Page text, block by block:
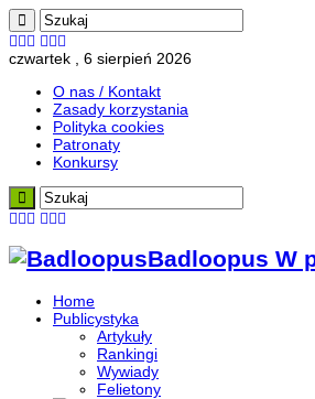
czwartek , 6 sierpień 2026
O nas / Kontakt
Zasady korzystania
Polityka cookies
Patronaty
Konkursy
Badloopus W
Home
Publicystyka
Artykuły
Rankingi
Wywiady
Felietony